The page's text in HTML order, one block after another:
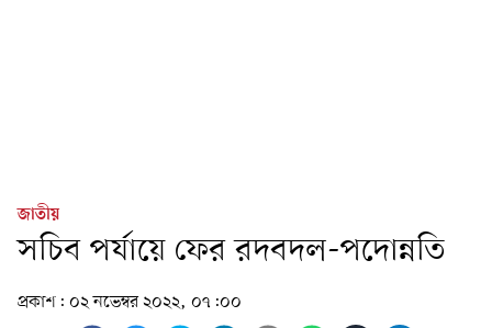
জাতীয়
সচিব পর্যায়ে ফের রদবদল-পদোন্নতি
প্রকাশ: ০২ নভেম্বর ২০২২, ০৭:০০